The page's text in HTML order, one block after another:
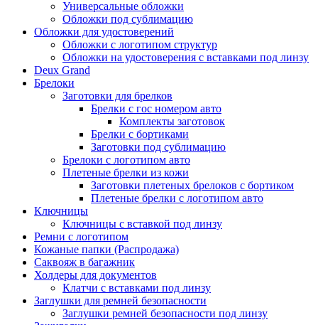
Универсальные обложки
Обложки под сублимацию
Обложки для удостоверений
Обложки с логотипом структур
Обложки на удостоверения с вставками под линзу
Deux Grand
Брелоки
Заготовки для брелков
Брелки с гос номером авто
Комплекты заготовок
Брелки с бортиками
Заготовки под сублимацию
Брелоки с логотипом авто
Плетеные брелки из кожи
Заготовки плетеных брелоков с бортиком
Плетеные брелки с логотипом авто
Ключницы
Ключницы с вставкой под линзу
Ремни с логотипом
Кожаные папки (Распродажа)
Саквояж в багажник
Холдеры для документов
Клатчи с вставками под линзу
Заглушки для ремней безопасности
Заглушки ремней безопасности под линзу